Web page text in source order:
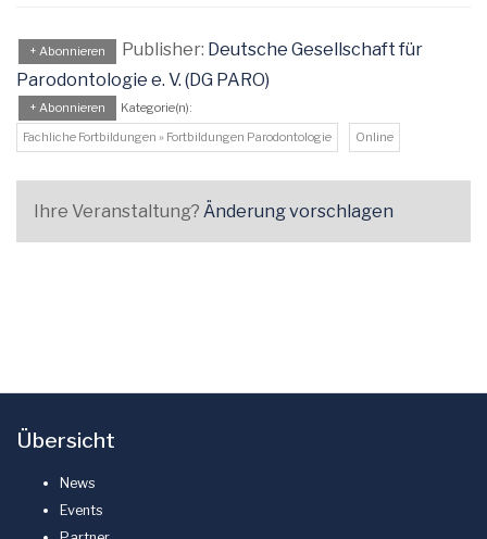
+ Abonnieren Publisher: Deutsche Gesellschaft für
Parodontologie e. V. (DG PARO)
+ Abonnieren
Kategorie(n):
Fachliche Fortbildungen » Fortbildungen Parodontologie
Online
Ihre Veranstaltung? Änderung vorschlagen
Übersicht
News
Events